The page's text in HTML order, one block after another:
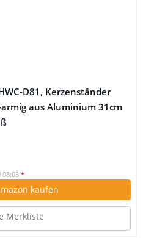
D81, Kerzenständer
aus Aluminium 31cm
08:03 *
kaufen
Merkliste